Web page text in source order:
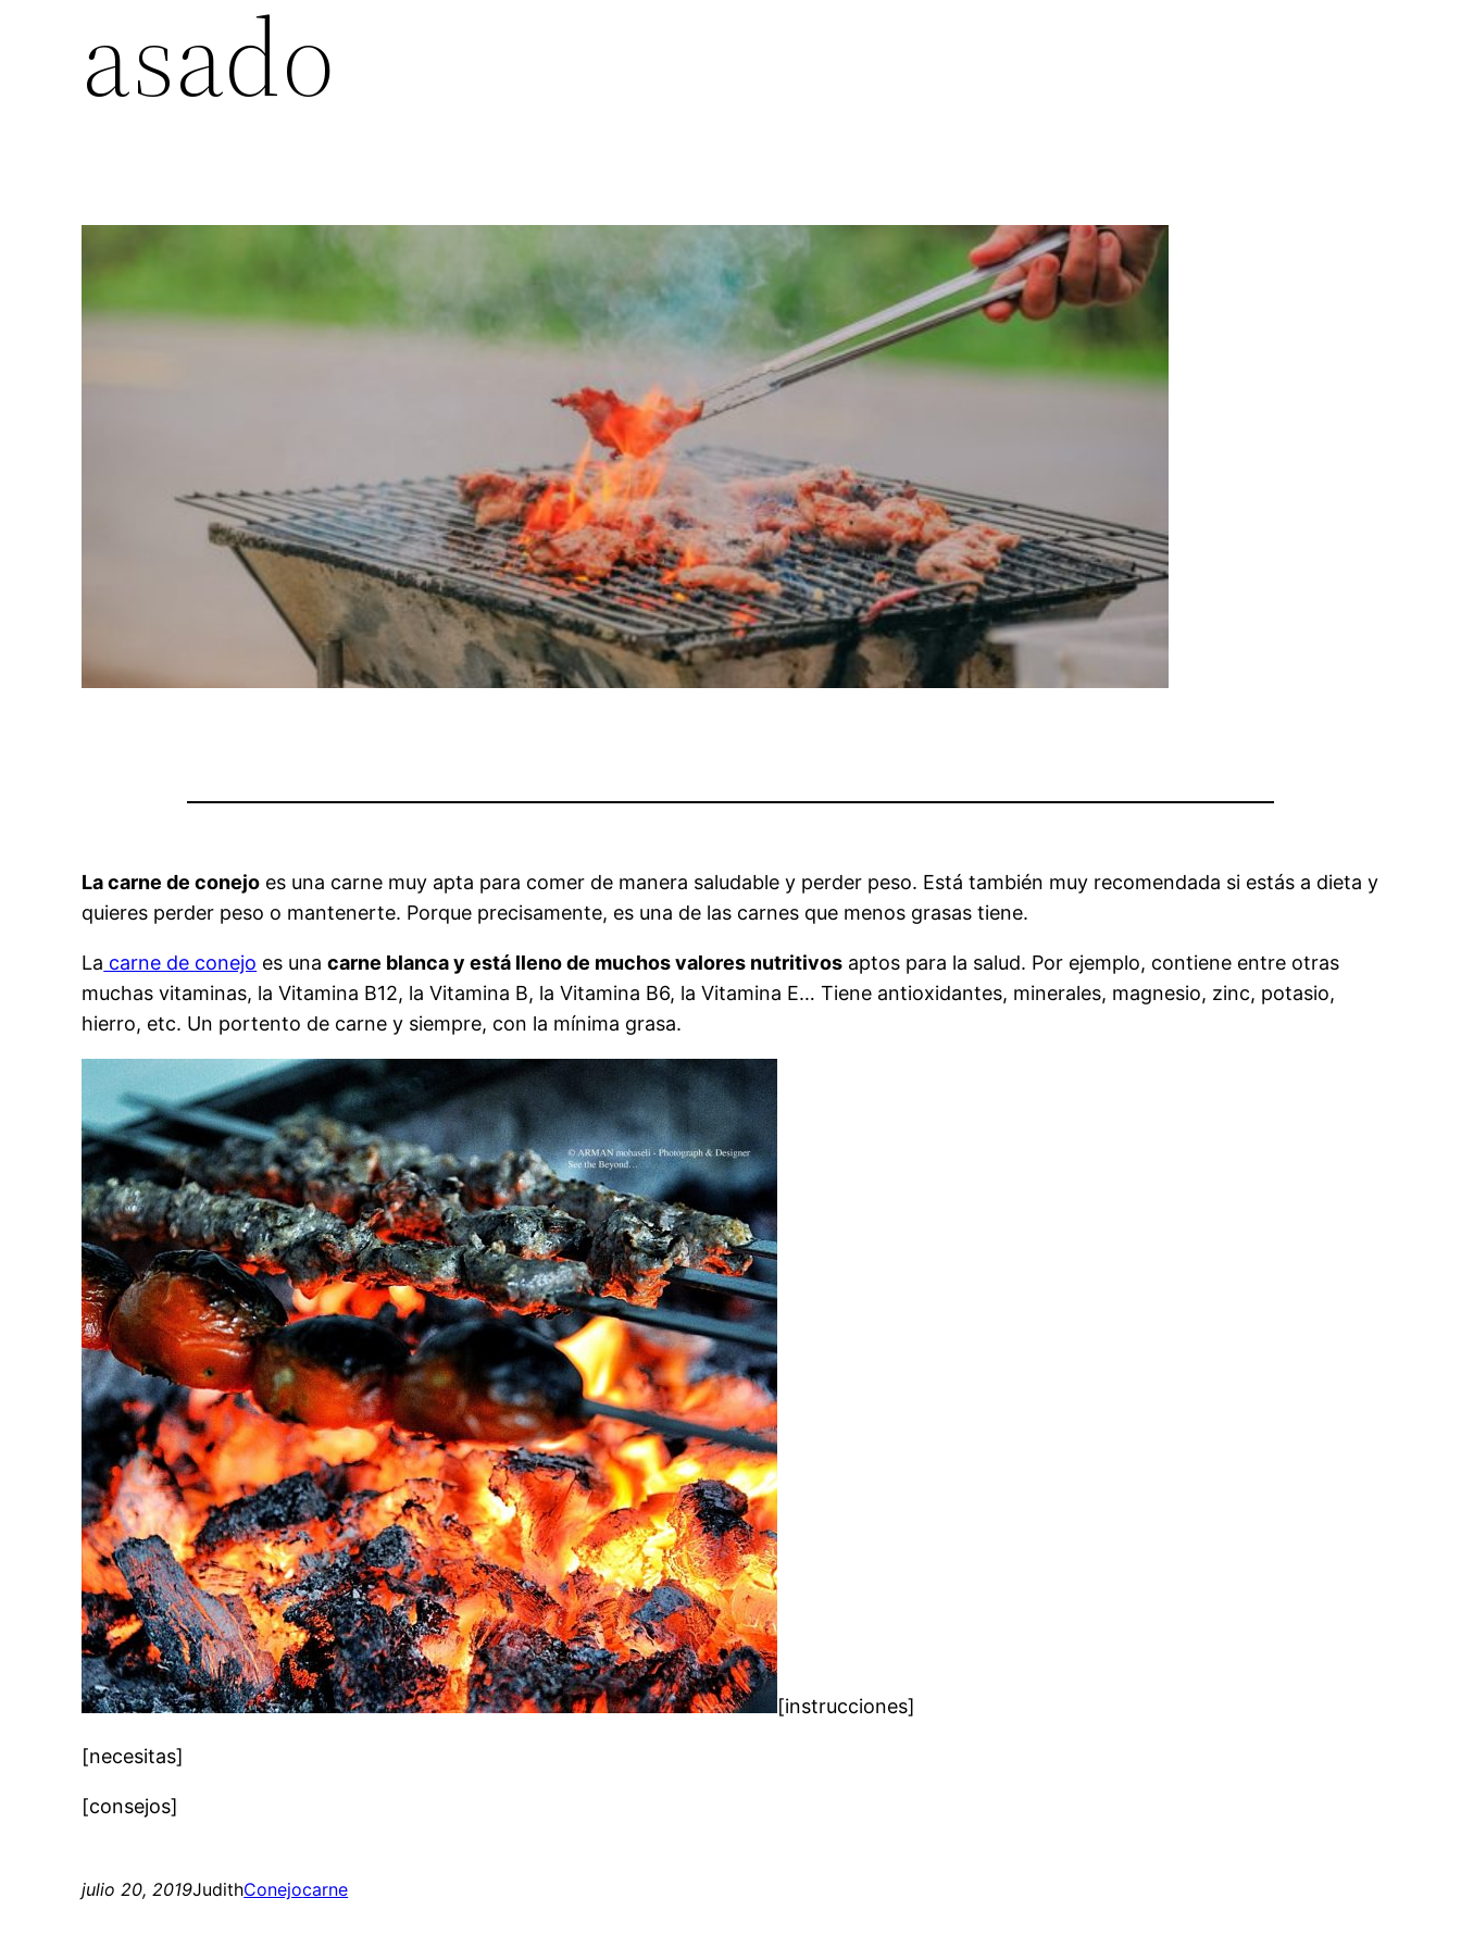
asado
La carne de conejo es una carne muy apta para comer de manera saludable y perder peso. Está también muy recomendada si estás a dieta y
quieres perder peso o mantenerte. Porque precisamente, es una de las carnes que menos grasas tiene.
La carne de conejo es unacarne blanca y está lleno de muchos valores nutritivos aptos para la salud. Por ejemplo, contiene entre otras
muchas vitaminas, la Vitamina B12, la Vitamina B, la Vitamina B6, la Vitamina E… Tiene antioxidantes, minerales, magnesio, zinc, potasio,
hierro, etc. Un portento de carne y siempre, con la mínima grasa.
[instrucciones]
[necesitas]
[consejos]
julio 20, 2019JudithConejocarne